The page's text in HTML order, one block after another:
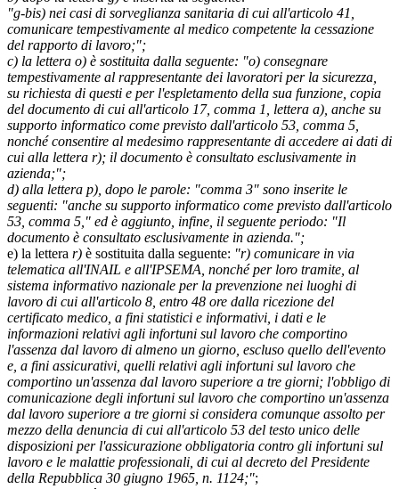
"g-bis) nei casi di sorveglianza sanitaria di cui all'articolo 41,
comunicare tempestivamente al medico competente la cessazione
del rapporto di lavoro;";
c) la lettera o) è sostituita dalla seguente: "o) consegnare
tempestivamente al rappresentante dei lavoratori per la sicurezza,
su richiesta di questi e per l'espletamento della sua funzione, copia
del documento di cui all'articolo 17, comma 1, lettera a), anche su
supporto informatico come previsto dall'articolo 53, comma 5,
nonché consentire al medesimo rappresentante di accedere ai dati di
cui alla lettera r); il documento è consultato esclusivamente in
azienda;";
d) alla lettera p), dopo le parole: "comma 3" sono inserite le
seguenti: "anche su supporto informatico come previsto dall'articolo
53, comma 5," ed è aggiunto, infine, il seguente periodo: "Il
documento è consultato esclusivamente in azienda.";
e) la lettera r) è sostituita dalla seguente: "r) comunicare in via
telematica all'INAIL e all'IPSEMA, nonché per loro tramite, al
sistema informativo nazionale per la prevenzione nei luoghi di
lavoro di cui all'articolo 8, entro 48 ore dalla ricezione del
certificato medico, a fini statistici e informativi, i dati e le
informazioni relativi agli infortuni sul lavoro che comportino
l'assenza dal lavoro di almeno un giorno, escluso quello dell'evento
e, a fini assicurativi, quelli relativi agli infortuni sul lavoro che
comportino un'assenza dal lavoro superiore a tre giorni; l'obbligo di
comunicazione degli infortuni sul lavoro che comportino un'assenza
dal lavoro superiore a tre giorni si considera comunque assolto per
mezzo della denuncia di cui all'articolo 53 del testo unico delle
disposizioni per l'assicurazione obbligatoria contro gli infortuni sul
lavoro e le malattie professionali, di cui al decreto del Presidente
della Repubblica 30 giugno 1965, n. 1124;";